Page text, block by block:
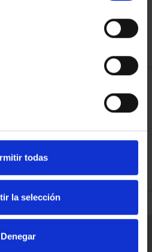
todas
la selección
DenegarGeneral
Contacto